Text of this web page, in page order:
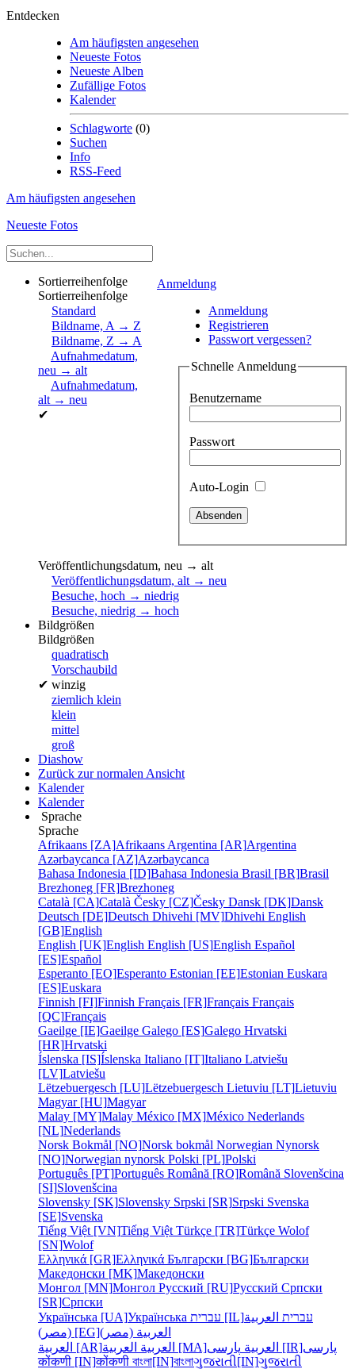
Entdecken
Am häufigsten angesehen
Neueste Fotos
Neueste Alben
Zufällige Fotos
Kalender
Schlagworte (0)
Suchen
Info
RSS-Feed
Am häufigsten angesehen
Neueste Fotos
Anmeldung
Anmeldung
Registrieren
Passwort vergessen?
Schnelle Anmeldung
Benutzername
Passwort
Auto-Login
Sortierreihenfolge
Sortierreihenfolge
Standard
Bildname, A → Z
Bildname, Z → A
Aufnahmedatum,
neu → alt
Aufnahmedatum,
alt → neu
✔
Veröffentlichungsdatum, neu → alt
Veröffentlichungsdatum, alt → neu
Besuche, hoch → niedrig
Besuche, niedrig → hoch
Bildgrößen
Bildgrößen
quadratisch
Vorschaubild
✔ winzig
ziemlich klein
klein
mittel
groß
Diashow
Zurück zur normalen Ansicht
Kalender
Kalender
Sprache
Sprache
Afrikaans [ZA]Afrikaans Argentina [AR]Argentina
Azərbaycanca [AZ]Azərbaycanca
Bahasa Indonesia [ID]Bahasa Indonesia Brasil [BR]Brasil
Brezhoneg [FR]Brezhoneg
Català [CA]Català Česky [CZ]Česky Dansk [DK]Dansk
Deutsch [DE]Deutsch Dhivehi [MV]Dhivehi English
[GB]English
English [UK]English English [US]English Español
[ES]Español
Esperanto [EO]Esperanto Estonian [EE]Estonian Euskara
[ES]Euskara
Finnish [FI]Finnish Français [FR]Français Français
[QC]Français
Gaeilge [IE]Gaeilge Galego [ES]Galego Hrvatski
[HR]Hrvatski
Íslenska [IS]Íslenska Italiano [IT]Italiano Latviešu
[LV]Latviešu
Lëtzebuergesch [LU]Lëtzebuergesch Lietuviu [LT]Lietuviu
Magyar [HU]Magyar
Malay [MY]Malay México [MX]México Nederlands
[NL]Nederlands
Norsk Bokmål [NO]Norsk bokmål Norwegian Nynorsk
[NO]Norwegian nynorsk Polski [PL]Polski
Português [PT]Português Română [RO]Română Slovenšcina
[SI]Slovenšcina
Slovensky [SK]Slovensky Srpski [SR]Srpski Svenska
[SE]Svenska
Tiếng Việt [VN]Tiếng Việt Türkçe [TR]Türkçe Wolof
[SN]Wolof
Ελληνικά [GR]Ελληνικά Български [BG]Български
Македонски [MK]Македонски
Монгол [MN]Монгол Русский [RU]Русский Српски
[SR]Српски
Українська [UA]Українська עברית [IL] עברית العربية
(مصر) [EG]العربية (مصر)
العربية [AR]
العربية العربية [MA] العربية پارسی [IR]پارسی
कोंकणी [IN]कोंकणी বাংলা[IN]বাংলাગુજરાતી[IN]ગુજરાતી